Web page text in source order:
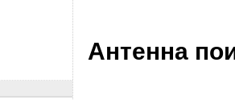
Антенна